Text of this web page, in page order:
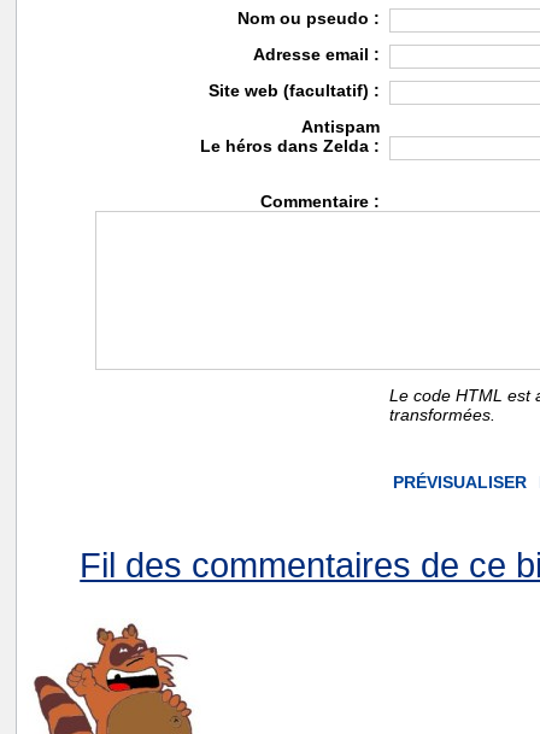
Nom ou pseudo :
Adresse email :
Site web (facultatif) :
Antispam
Le héros dans Zelda :
Commentaire :
Le code HTML est
transformées.
Fil des commentaires de ce